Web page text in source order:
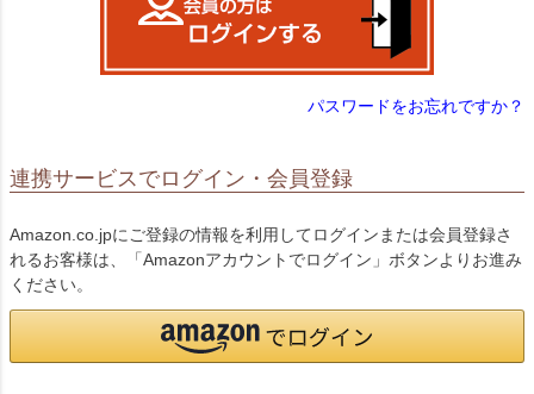
パスワードをお忘れですか？
連携サービスでログイン・会員登録
Amazon.co.jpにご登録の情報を利用してログインまたは会員登録さ
れるお客様は、「Amazonアカウントでログイン」ボタンよりお進み
ください。